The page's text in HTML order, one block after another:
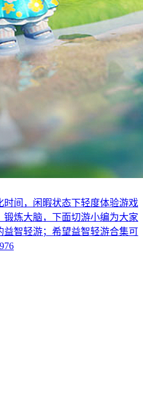
间，闲暇状态下轻度体验游戏
炼大脑，下面切游小编为大家
智轻游；希望益智轻游合集可